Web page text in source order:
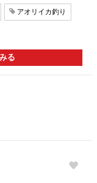
アオリイカ釣り
る